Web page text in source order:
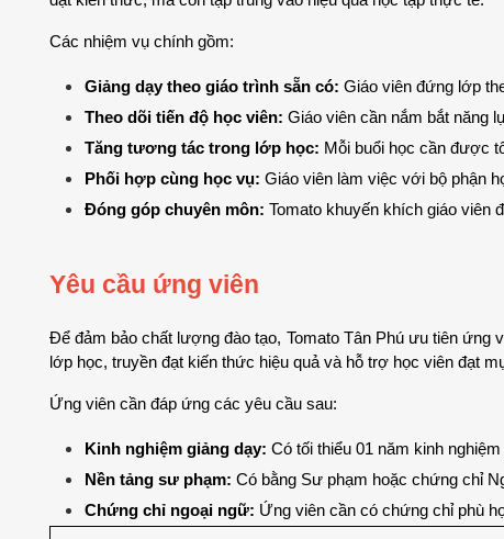
Các nhiệm vụ chính gồm:
Giảng dạy theo giáo trình sẵn có: Giáo viên đứng lớp
Theo dõi tiến độ học viên: Giáo viên cần nắm bắt năng
Tăng tương tác trong lớp học: Mỗi buổi học cần được
Phối hợp cùng học vụ: Giáo viên làm việc với bộ phận
Đóng góp chuyên môn: Tomato khuyến khích giáo viên
Yêu cầu ứng viên
Để đảm bảo chất lượng đào tạo, Tomato Tân Phú ưu tiên ứng
lớp học, truyền đạt kiến thức hiệu quả và hỗ trợ học viên đạt
Ứng viên cần đáp ứng các yêu cầu sau:
Kinh nghiệm giảng dạy: Có tối thiểu 01 năm kinh
Nền tảng sư phạm: Có bằng Sư phạm hoặc chứng chỉ
Chứng chỉ ngoại ngữ: Ứng viên cần có chứng chỉ phù